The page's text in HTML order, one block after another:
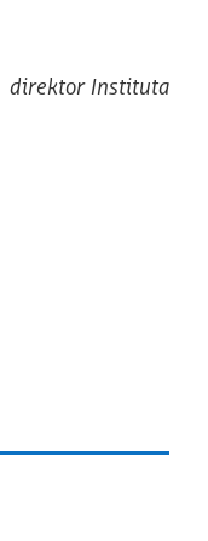
direktor Instituta